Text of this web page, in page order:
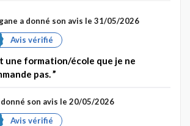
a donné son avis le 31/05/2026
Avis vérifié
une formation/école que je ne
pas.
donné son avis le 20/05/2026
Avis vérifié